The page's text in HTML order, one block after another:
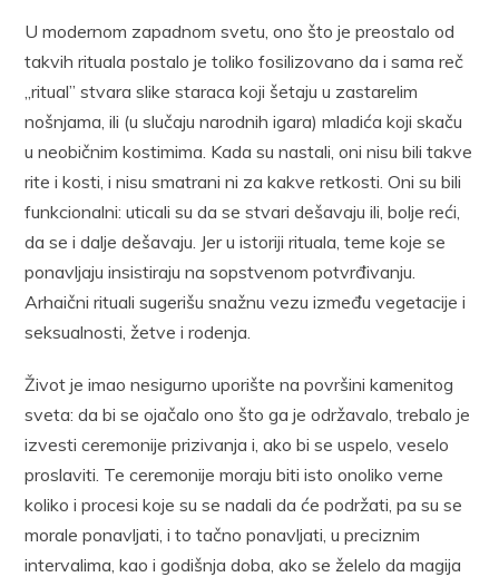
U modernom zapadnom svetu, ono što je preostalo od
takvih rituala postalo je toliko fosilizovano da i sama reč
„ritual” stvara slike staraca koji šetaju u zastarelim
nošnjama, ili (u slučaju narodnih igara) mladića koji skaču
u neobičnim kostimima. Kada su nastali, oni nisu bili takve
rite i kosti, i nisu smatrani ni za kakve retkosti. Oni su bili
funkcionalni: uticali su da se stvari dešavaju ili, bolje reći,
da se i dalje dešavaju. Jer u istoriji rituala, teme koje se
ponavljaju insistiraju na sopstvenom potvrđivanju.
Arhaični rituali sugerišu snažnu vezu između vegetacije i
seksualnosti, žetve i rodenja.
Život je imao nesigurno uporište na površini kamenitog
sveta: da bi se ojačalo ono što ga je održavalo, trebalo je
izvesti ceremonije prizivanja i, ako bi se uspelo, veselo
proslaviti. Te ceremonije moraju biti isto onoliko verne
koliko i procesi koje su se nadali da će podržati, pa su se
morale ponavljati, i to tačno ponavljati, u preciznim
intervalima, kao i godišnja doba, ako se želelo da magija